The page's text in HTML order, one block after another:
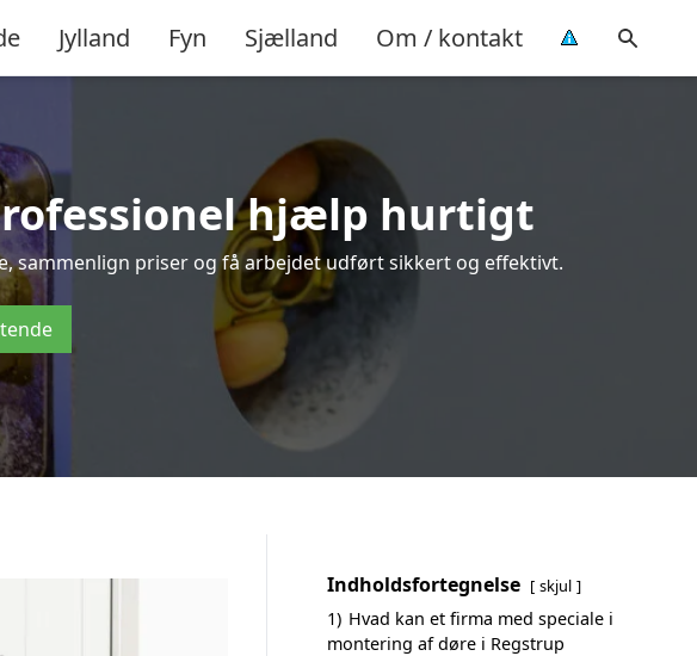
Jylland Fyn Sjælland Om / kontakt
hjælp hurtigt
sammenlign priser og få arbejdet udført sikkert og effektivt.
Indholdsfortegnelse skjul
1) Hvad kan et firma med speciale i
montering af døre i Regstrup